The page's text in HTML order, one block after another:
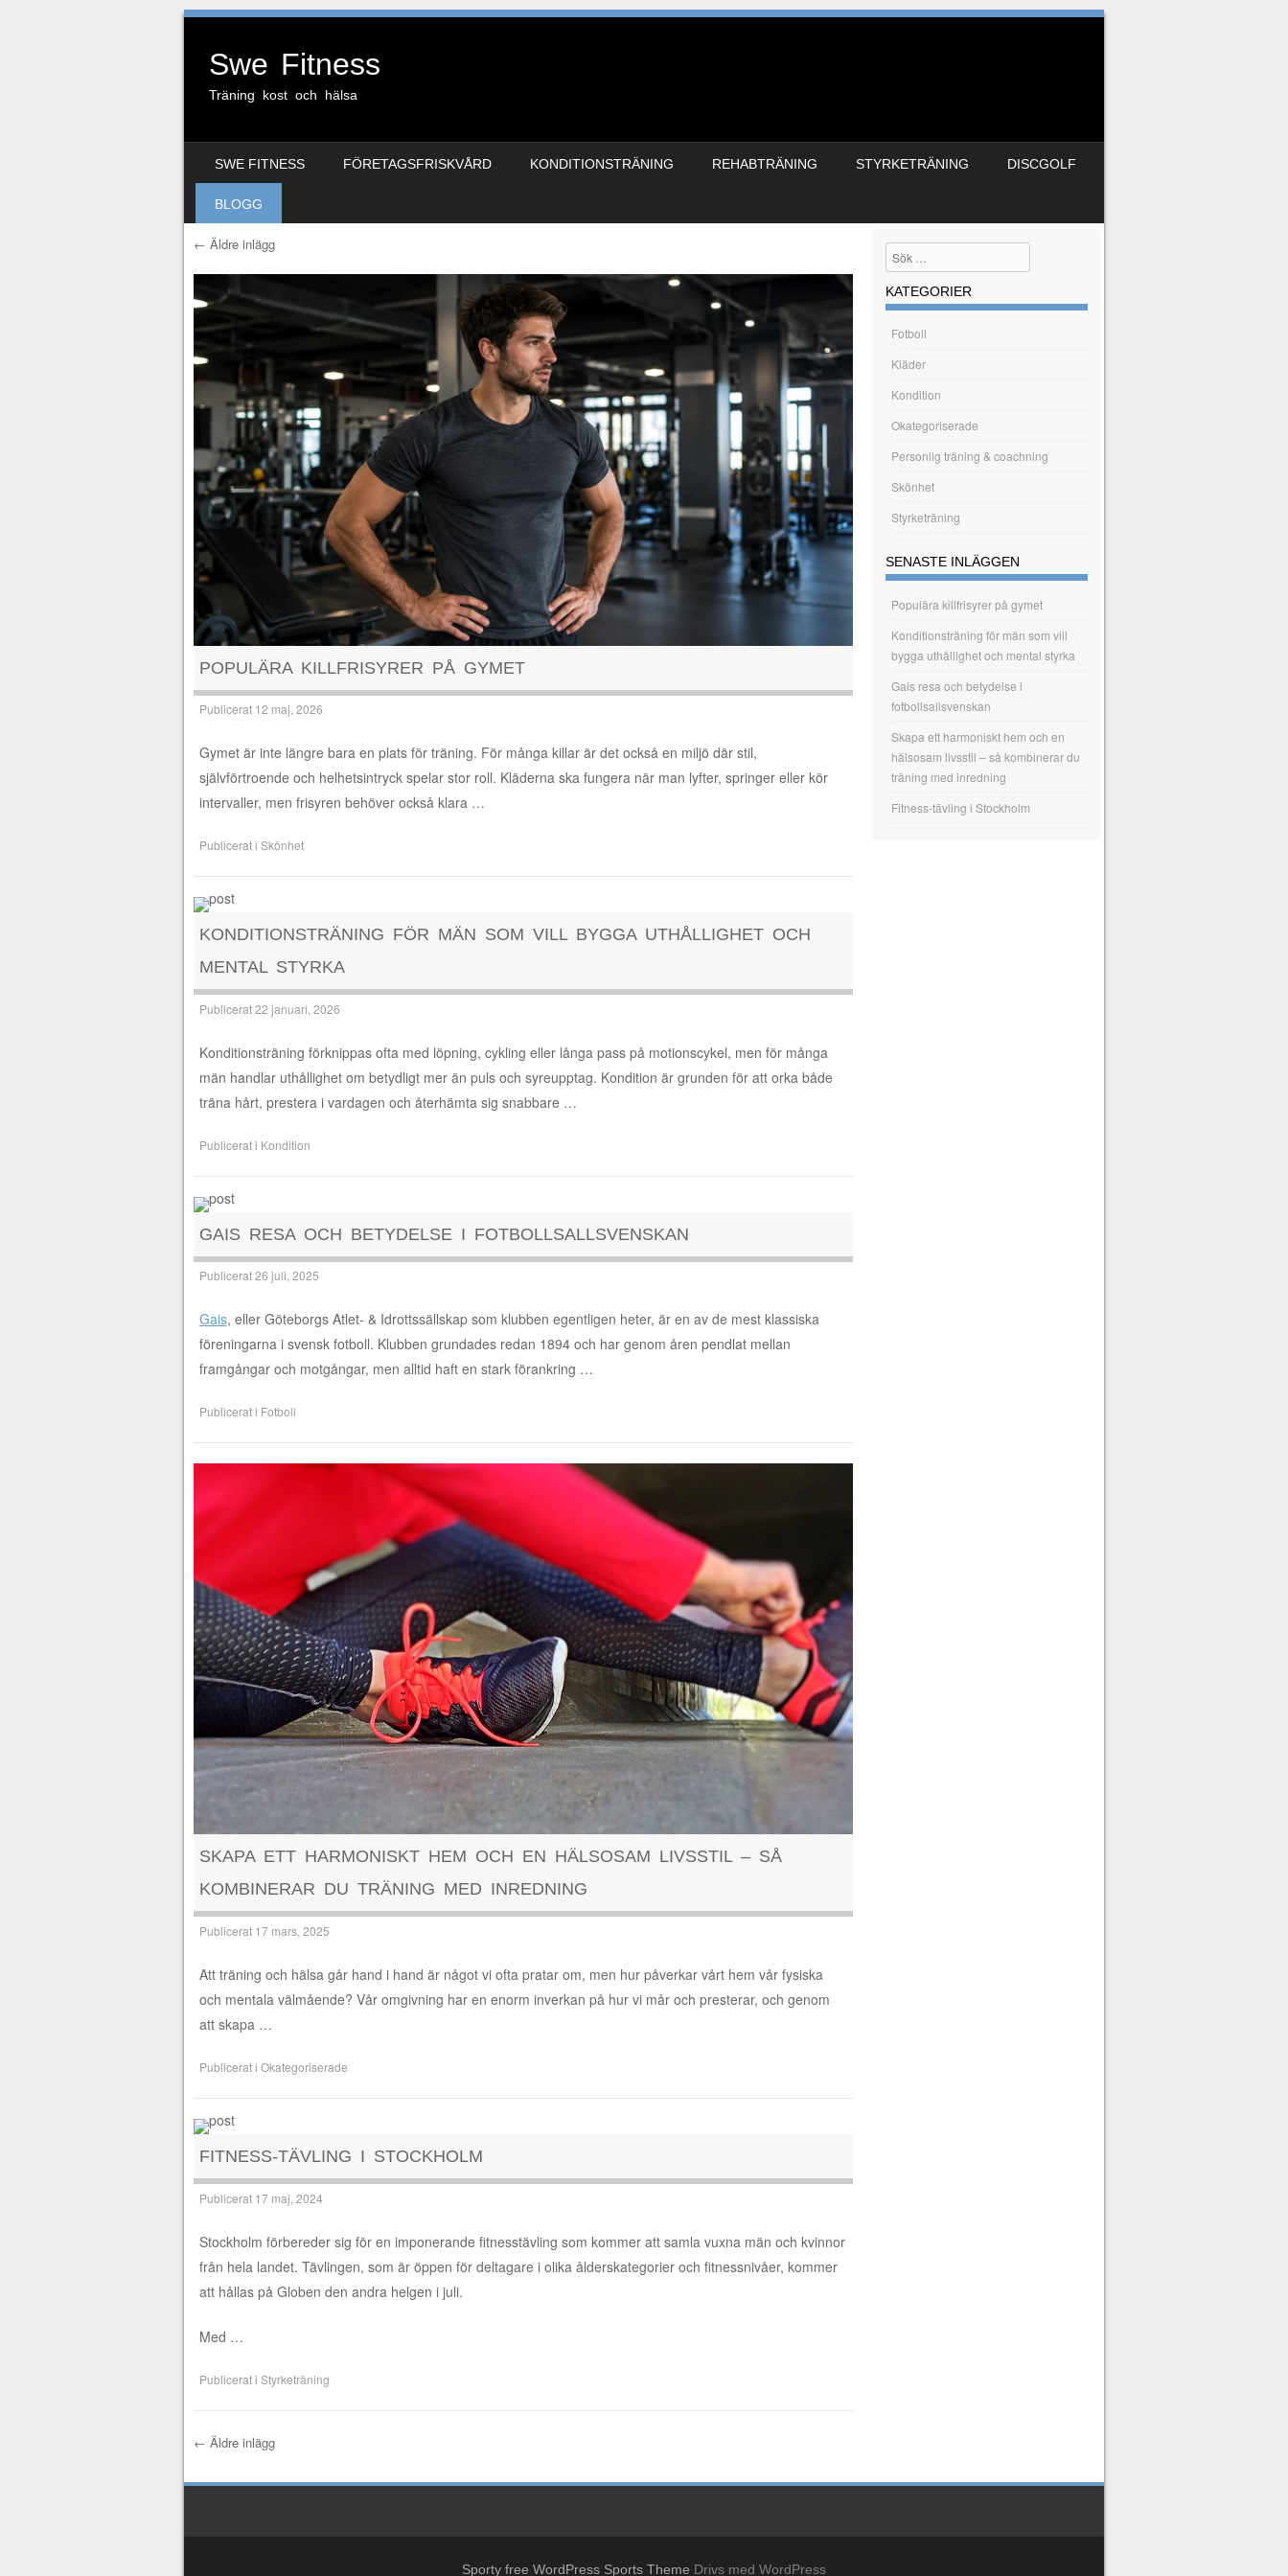
Swe Fitness
Träning kost och hälsa
MENY
SWE FITNESS FÖRETAGSFRISKVÅRD KONDITIONSTRÄNING REHABTRÄNING STYRKETRÄNING DISCGOLF
BLOGG
Inläggsnavigering
← Äldre inlägg
POPULÄRA KILLFRISYRER PÅ GYMET
Publicerat 12 maj, 2026
Gymet är inte längre bara en plats för träning. För många killar är det också en miljö där stil,
självförtroende och helhetsintryck spelar stor roll. Kläderna ska fungera när man lyfter, springer eller kör
intervaller, men frisyren behöver också klara …
Publicerat i Skönhet
KONDITIONSTRÄNING FÖR MÄN SOM VILL BYGGA UTHÅLLIGHET OCH
MENTAL STYRKA
Publicerat22 januari, 2026
Konditionsträning förknippas ofta med löpning, cykling eller långa pass på motionscykel, men för många
män handlar uthållighet om betydligt mer än puls och syreupptag. Kondition är grunden för att orka både
träna hårt, prestera i vardagen och återhämta sig snabbare …
Publicerat i Kondition
GAIS RESA OCH BETYDELSE I FOTBOLLSALLSVENSKAN
Publicerat26 juli, 2025
Gais, eller Göteborgs Atlet- & Idrottssällskap som klubben egentligen heter, är en av de mest klassiska
föreningarna i svensk fotboll. Klubben grundades redan 1894 och har genom åren pendlat mellan
framgångar och motgångar, men alltid haft en stark förankring …
Publicerat i Fotboll
SKAPA ETT HARMONISKT HEM OCH EN HÄLSOSAM LIVSSTIL – SÅ
KOMBINERAR DU TRÄNING MED INREDNING
Publicerat 17 mars, 2025
Att träning och hälsa går hand i hand är något vi ofta pratar om, men hur påverkar vårt hem vår fysiska
och mentala välmående? Vår omgivning har en enorm inverkan på hur vi mår och presterar, och genom
att skapa …
Publicerat i Okategoriserade
FITNESS-TÄVLING I STOCKHOLM
Publicerat 17 maj, 2024
Stockholm förbereder sig för en imponerande fitnesstävling som kommer att samla vuxna män och kvinnor
från hela landet. Tävlingen, som är öppen för deltagare i olika ålderskategorier och fitnessnivåer, kommer
att hållas på Globen den andra helgen i juli.
Med …
Publicerat i Styrketräning
Inläggsnavigering
← Äldre inlägg
Sök
KATEGORIER
Fotboll
Kläder
Kondition
Okategoriserade
Personlig träning & coachning
Skönhet
Styrketräning
SENASTE INLÄGGEN
Populära killfrisyrer på gymet
Konditionsträning för män som vill
bygga uthållighet och mental styrka
Gais resa och betydelse i
fotbollsallsvenskan
Skapa ett harmoniskt hem och en
hälsosam livsstil – så kombinerar du
träning med inredning
Fitness-tävling i Stockholm
Sporty free WordPress Sports Theme Drivs med WordPress